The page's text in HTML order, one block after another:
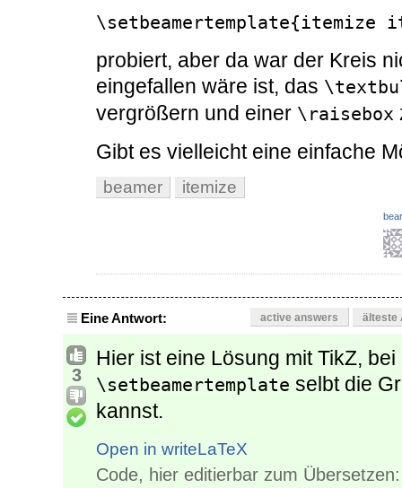
probiert, aber da war der Kreis
eingefallen wäre ist, das
vergrößern und einer \raisebox
Gibt es vielleicht eine einfache
beamer itemize
Eine Antwort: active answers älteste
3
Hier ist eine Lösung mit TikZ,
\setbeamertemplate selbt die
kannst.
Open in writeLaTeX
Code, hier editierbar zum Übersetzen: